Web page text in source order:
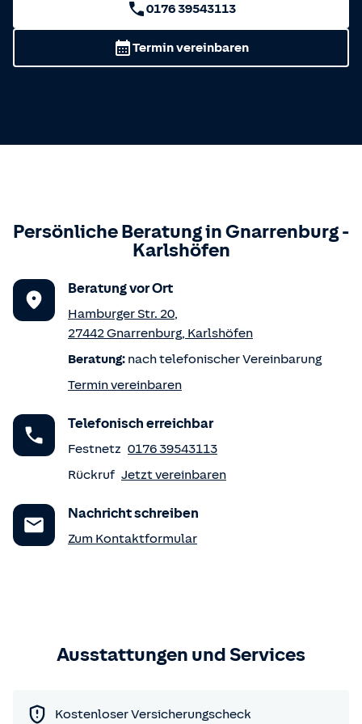
0176 39543113
Termin vereinbaren
Persönliche Beratung inGnarrenburg-
Karlshöfen
Beratung vor Ort
Hamburger Str. 20,
27442Gnarrenburg, Karlshöfen
Beratung: nach telefonischer Vereinbarung
Termin vereinbaren
Telefonisch erreichbar
Festnetz 0176 39543113
Rückruf Jetzt vereinbaren
Nachricht schreiben
Zum Kontaktformular
Ausstattungen und Services
Kostenloser Versicherungscheck